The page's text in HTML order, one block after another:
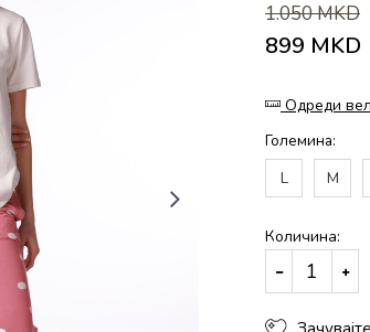
1.050MKD
899 MKD
Одреди
Големина:
L
M
Количина: